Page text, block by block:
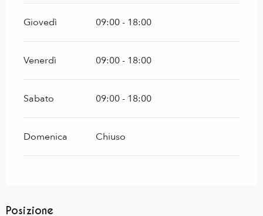
Giovedì 09:00 - 18:00
Venerdì 09:00 - 18:00
Sabato 09:00 - 18:00
Domenica Chiuso
Posizione